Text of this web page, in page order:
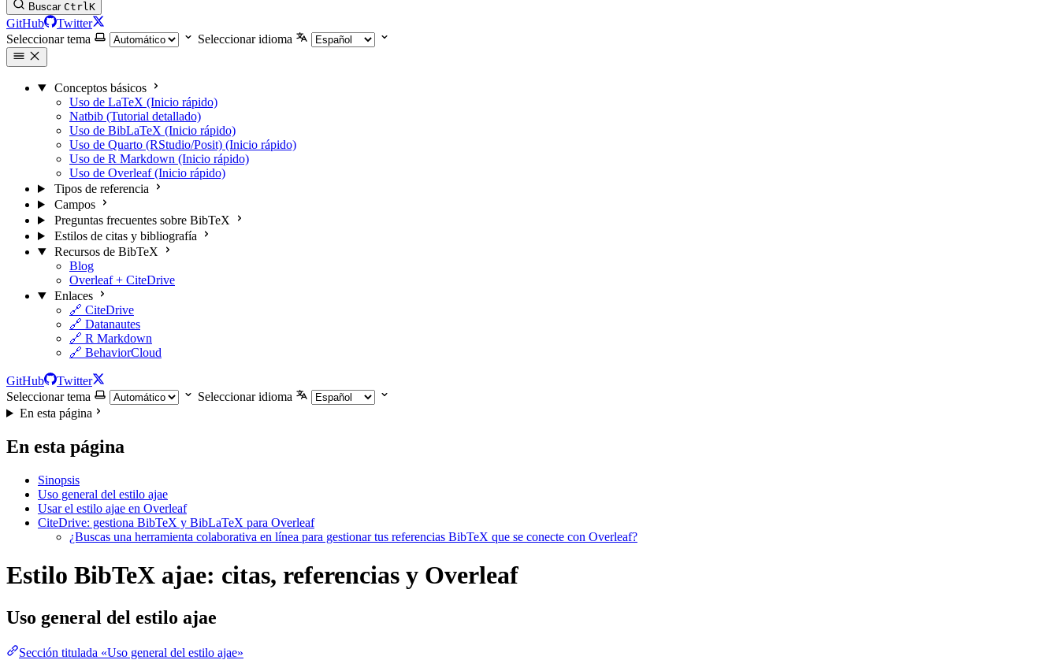
Buscar CtrlK
GitHub
Twitter
Seleccionar tema
Seleccionar idioma
Conceptos básicos
Uso de LaTeX (Inicio rápido)
Natbib (Tutorial detallado)
Uso de BibLaTeX (Inicio rápido)
Uso de Quarto (RStudio/Posit) (Inicio rápido)
Uso de R Markdown (Inicio rápido)
Uso de Overleaf (Inicio rápido)
Tipos de referencia
Campos
Preguntas frecuentes sobre BibTeX
Estilos de citas y bibliografía
Recursos de BibTeX
Blog
Overleaf + CiteDrive
Enlaces
🔗 CiteDrive
🔗 Datanautes
🔗 R Markdown
🔗 BehaviorCloud
GitHub
Twitter
Seleccionar tema
Seleccionar idioma
En esta página
En esta página
Sinopsis
Uso general del estilo ajae
Usar el estilo ajae en Overleaf
CiteDrive: gestiona BibTeX y BibLaTeX para Overleaf
¿Buscas una herramienta colaborativa en línea para gestionar tus referencias BibTeX que se conecte con Overleaf?
Estilo BibTeX ajae: citas, referencias y Overleaf
Uso general del estilo ajae
Sección titulada «Uso general del estilo ajae»